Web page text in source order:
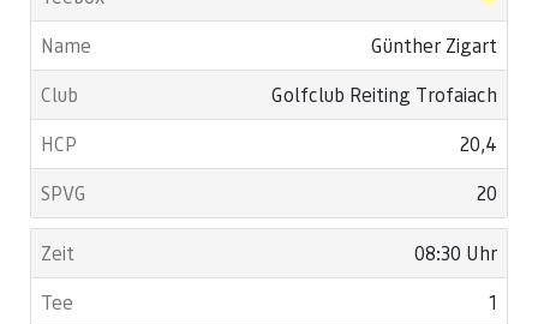
Günther Zigart
Golfclub Reiting Trofaiach
20,4
20
08:30 Uhr
1